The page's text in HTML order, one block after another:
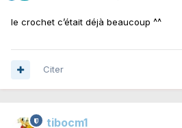
le crochet c’était déjà beaucoup ^^
Citer
tibocm1